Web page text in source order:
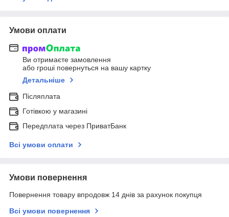
Умови оплати
Ви отримаєте замовлення
або гроші повернуться на вашу картку
Детальніше
Післяплата
Готівкою у магазині
Передплата через ПриватБанк
Всі умови оплати
Умови повернення
Повернення товару впродовж 14 днів за рахунок покупця
Всі умови повернення